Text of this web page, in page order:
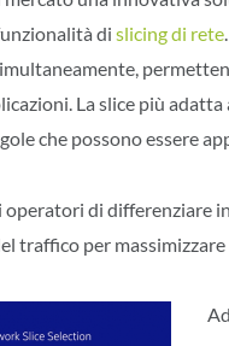
di slicing di rete
La slice più
che possono essere
di differenziare
traffico per